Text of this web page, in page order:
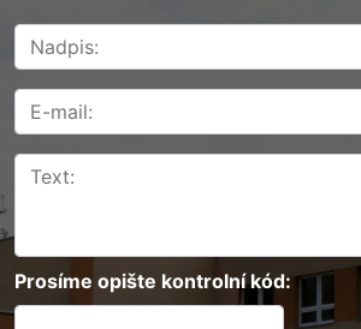
Prosíme opište kontrolní kód: